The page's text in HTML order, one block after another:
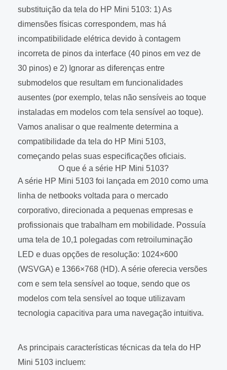
substituição da tela do HP Mini 5103: 1) As
dimensões físicas correspondem, mas há
incompatibilidade elétrica devido à contagem
incorreta de pinos da interface (40 pinos em vez de
30 pinos) e 2) Ignorar as diferenças entre
submodelos que resultam em funcionalidades
ausentes (por exemplo, telas não sensíveis ao toque
instaladas em modelos com tela sensível ao toque).
Vamos analisar o que realmente determina a
compatibilidade da tela do HP Mini 5103,
começando pelas suas especificações oficiais.
O que é a série HP Mini 5103?
A série HP Mini 5103 foi lançada em 2010 como uma
linha de netbooks voltada para o mercado
corporativo, direcionada a pequenas empresas e
profissionais que trabalham em mobilidade. Possuía
uma tela de 10,1 polegadas com retroiluminação
LED e duas opções de resolução: 1024×600
(WSVGA) e 1366×768 (HD). A série oferecia versões
com e sem tela sensível ao toque, sendo que os
modelos com tela sensível ao toque utilizavam
tecnologia capacitiva para uma navegação intuitiva.
As principais características técnicas da tela do HP
Mini 5103 incluem: